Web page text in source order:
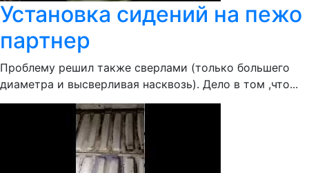
Установка сидений на пежо
партнер
Проблему решил также сверлами (только большего
диаметра и высверливая насквозь). Дело в том ,что...